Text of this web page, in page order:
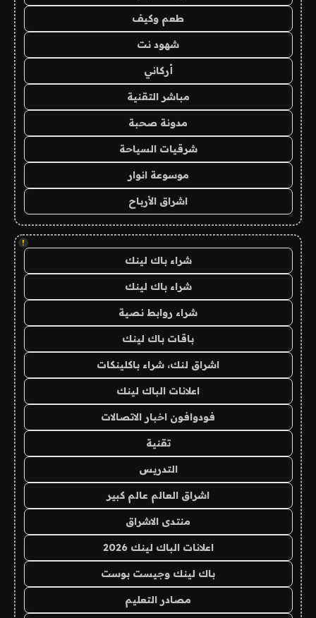
طعم وكيف
شهود نت
أركاني
مباشر التقنية
مدونة صحبة
شرقيات السياحة
موسوعة انوار
اشراق الأرباح
!
شراء باك لينك
شراء باك لينك
شراء روابط نصية
باقات باك لينك
اشراق لنك، شراء باكلينكات
اعلانات الباك لينك
فودوافون اخبار الاتصالات
تقنية
التدريس
اشراق العالم عالم كبير
منتدى الاشراق
اعلانات الباك لينك 2026
باك لينك وجيست بوست
مصادر التعليم